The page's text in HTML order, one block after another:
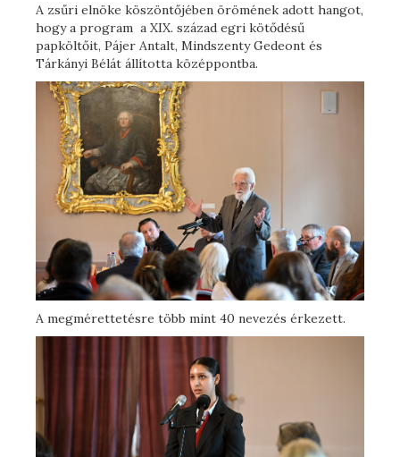
A zsűri elnöke köszöntőjében örömének adott hangot,
hogy a program a XIX. század egri kötődésű
papköltőit, Pájer Antalt, Mindszenty Gedeont és
Tárkányi Bélát állította középpontba.
A megmérettetésre több mint 40 nevezés érkezett.